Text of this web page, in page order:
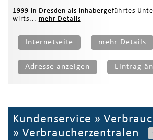
1999 in Dresden als inhabergeführtes
wirts... mehr Details
Internetseite mehr Details
Adresse anzeigen Eintrag
Kundenservice »
» Verbraucherzentralen